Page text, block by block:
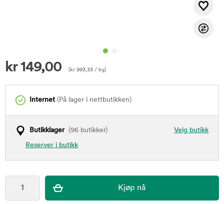
kr149,00 ( kr 993,33 / kg)
Internet (På lager i nettbutikken)
Velg butikk
Butikklager(96 butikker)
Reserver i butikk